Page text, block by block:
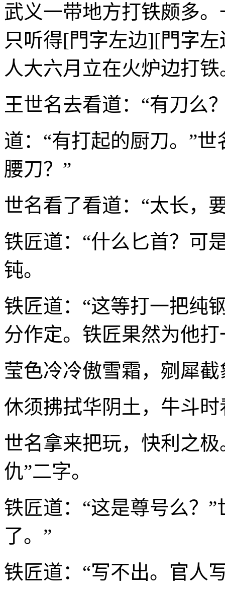
武义一带地方打铁颇多
只听得[門字左边][門字
人大六月立在火炉边打铁
王世名去看道：“有刀么
道：“有打起的厨刀。”
腰刀？”
世名看了看道：“太长，
铁匠道：“什么匕首？可
钝。
铁匠道：“这等打一把纯
分作定。铁匠果然为他
莹色冷冷傲雪霜，剜犀
休须拂拭华阴土，牛斗
世名拿来把玩，快利之
仇”二字。
铁匠道：“这是尊号么？
了。”
铁匠道：“写不出。官人